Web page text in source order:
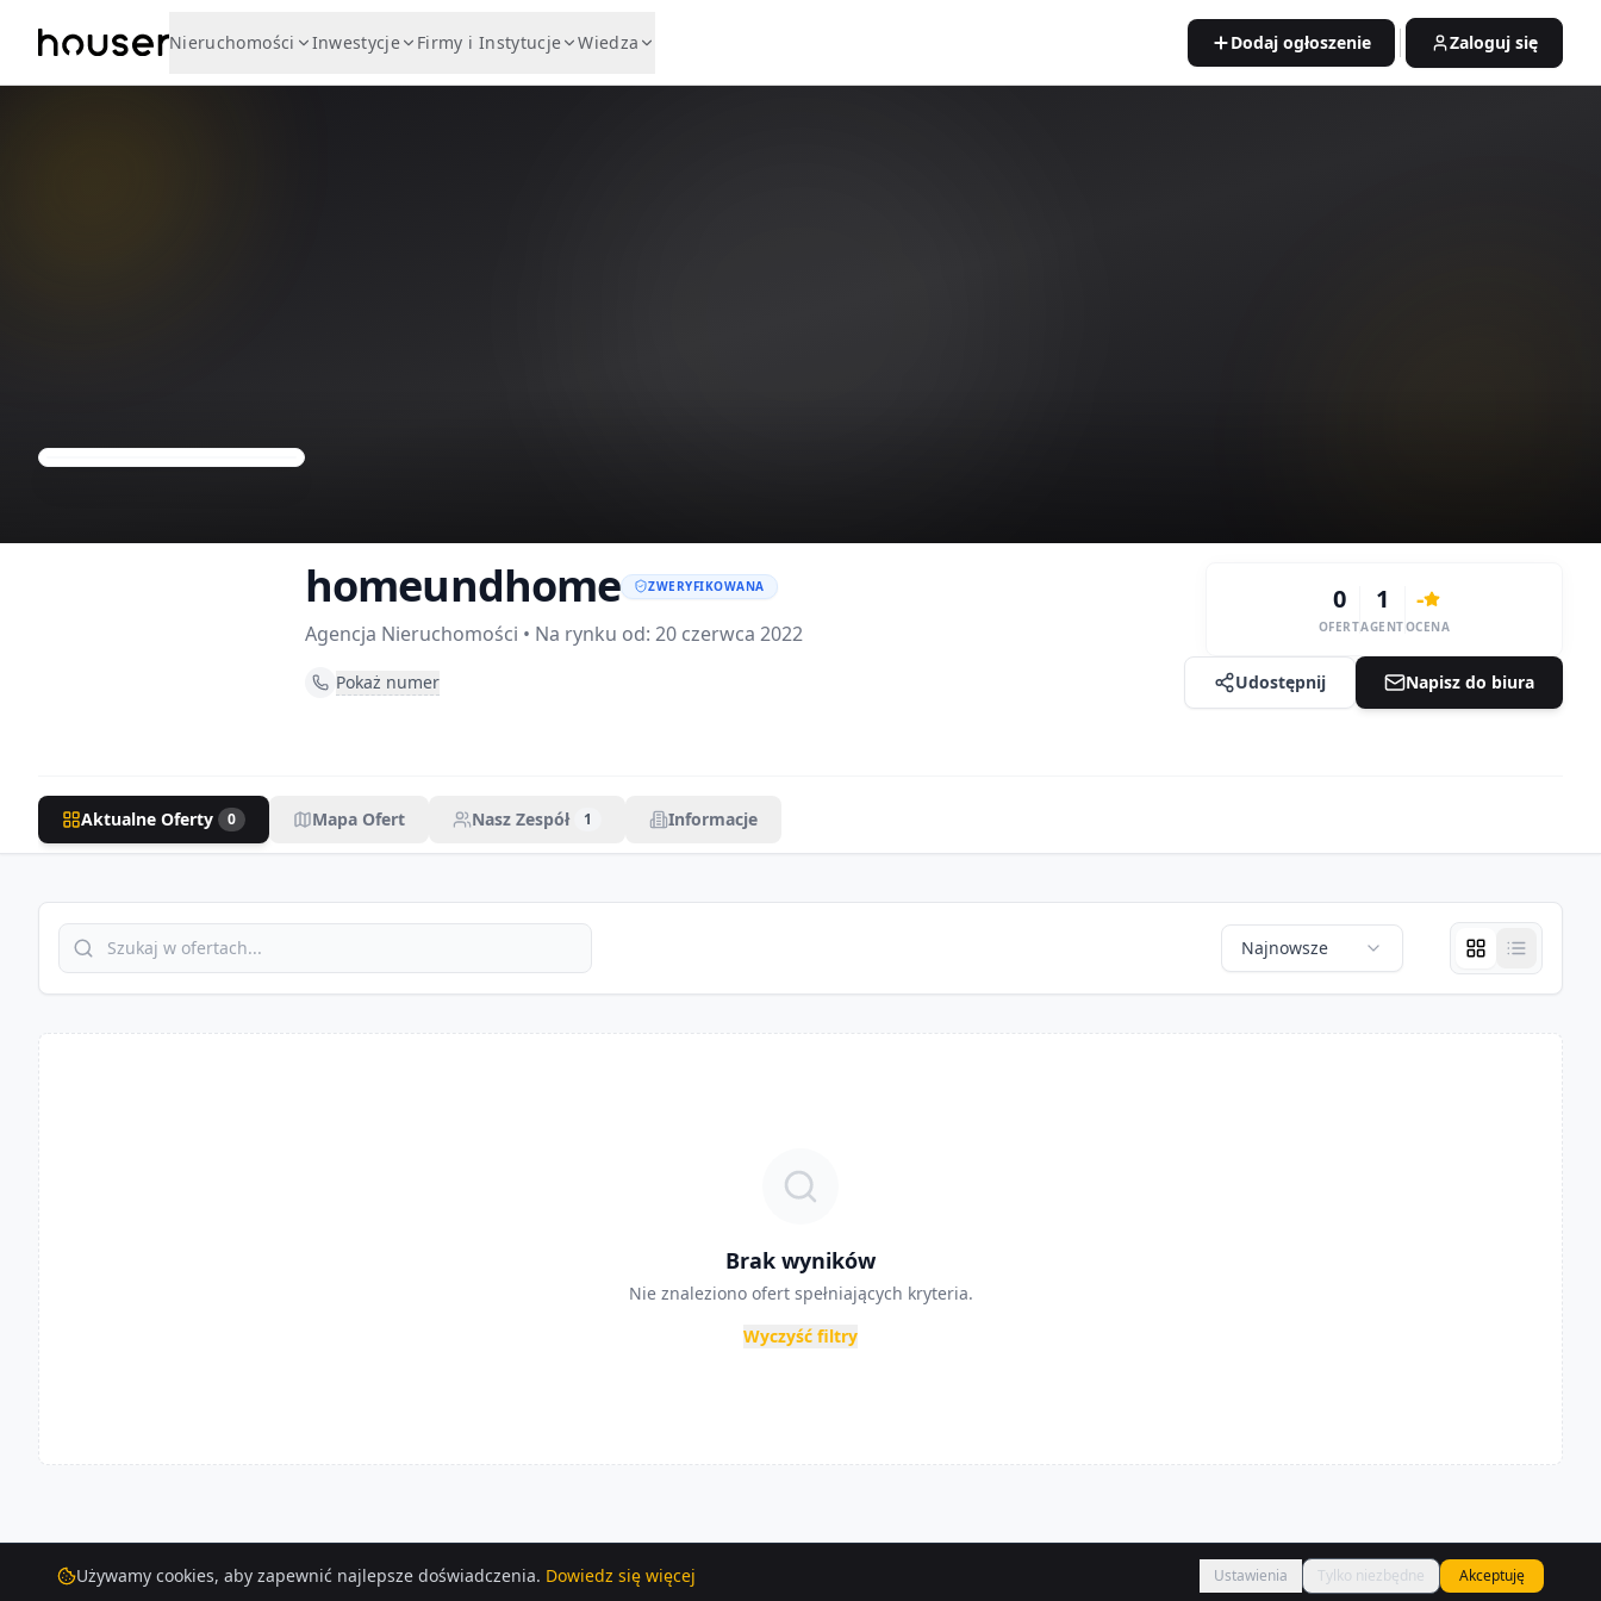
Nieruchomości Inwestycje Firmy i Instytucje Wiedza Dodaj ogłoszenie Zaloguj się
homeundhome ZWERYFIKOWANA
Agencja Nieruchomości • Na rynku od: 20 czerwca 2022
Pokaż numer
0
OFERT
1
AGENT
-
OCENA
Udostępnij Napisz do biura
Aktualne Oferty 0 Mapa Ofert Nasz Zespół 1 Informacje
Najnowsze
Brak wyników
Nie znaleziono ofert spełniających kryteria.
Wyczyść filtry
Używamy cookies, aby zapewnić najlepsze doświadczenia. Dowiedz się więcej Ustawienia Tylko niezbędne Akceptuję